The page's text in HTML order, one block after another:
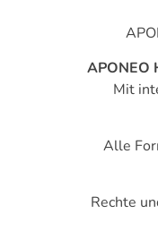
APONEO
Mit
Alle
Rechte